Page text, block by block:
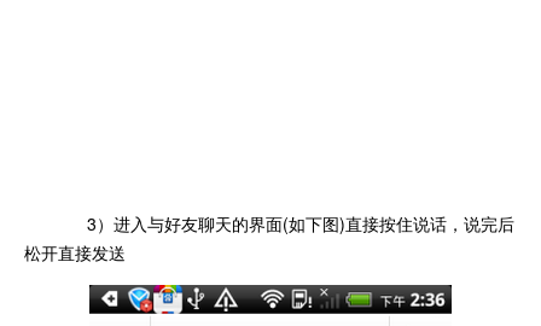
3）进入与好友聊天的界面(如下图)直接按住说话，说完后
松开直接发送